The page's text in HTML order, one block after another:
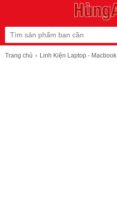
Trang chủ Linh Kiện Laptop - Macbook